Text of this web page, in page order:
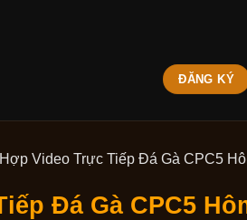
ĐĂNG KÝ
Video Trực Tiếp Đá Gà CPC5
Đá Gà CPC5